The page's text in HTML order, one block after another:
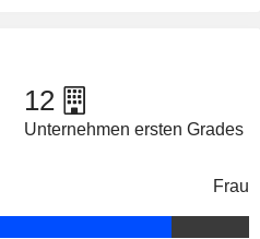
12
Unternehmen ersten Grades
Frau